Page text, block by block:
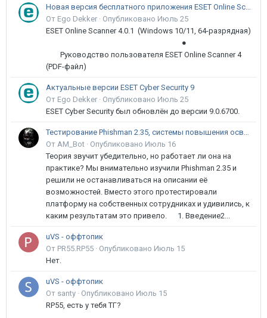
Новая версия бесплатного приложения ESET Online Scanner доступна пользователям
От Ego Dekker · Опубликовано Июль 25
ESET Online Scanner 4.0.1 (Windows 10/11, 64-разрядная)
●
Руководство пользователя ESET Online Scanner 4
(PDF-файл)
Актуальные версии ESET Cyber Security 9
От Ego Dekker · Опубликовано Июль 25
ESET Cyber Security был обновлён до версии 9.0.6700.
Тестирование Phishman 2.35, системы повышения осведомлённости пользователей в сфере ИБ
От AM_Bot · Опубликовано Июль 16
Теория звучит убедительно, но работает ли она на
практике? Мы внимательно изучили Phishman 2.35 и
решили не останавливаться на описании её
возможностей. Вместо этого протестировали
платформу на собственных сотрудниках и удивились, к
каким результатам это привело. 1. Введение2...
uVS - оффтопик
От PR55.RP55 · Опубликовано Июль 15
Нет.
uVS - оффтопик
От santy · Опубликовано Июль 15
RP55, есть у тебя ТГ?